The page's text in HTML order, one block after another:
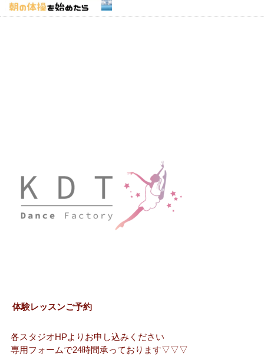
体験レッスンご予約
各スタジオHPよりお申し込みください
専用フォームで24時間承っております▽▽▽